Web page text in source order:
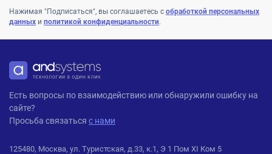
Нажимая "Подписаться", вы соглашаетесь с обработкой персональных
данных и политикой конфиденциальности.
ANDPRO
Есть вопросы по взаимодействию или обнаружили ошибку на
сайте?
Просьба связаться с нами
125480, Москва, ул. Туристская, д.33, к.1, Э 1 Пом XI Ком 5